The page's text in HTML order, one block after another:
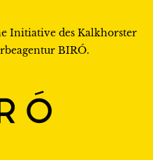
Initiative des Kalkhorster
BIRÓ.